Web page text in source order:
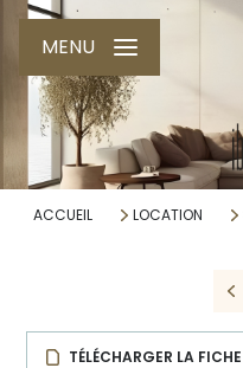
MENU
ACCUEIL LOCATION
TÉLÉCHARGER LA FICHE